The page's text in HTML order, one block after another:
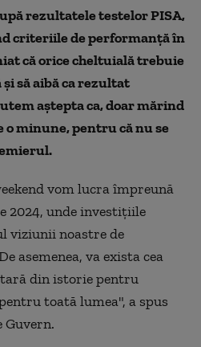
rezultatele testelor PISA,
criteriile de performanţă în
că orice cheltuială trebuie
să aibă ca rezultat
aştepta ca, doar mărind
o minune, pentru că nu se
vom lucra împreună
2024, unde investiţiile
viziunii noastre de
asemenea, va exista cea
din istorie pentru
toată lumea", a spus